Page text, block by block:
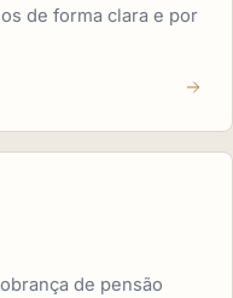
de forma clara e por
de pensão